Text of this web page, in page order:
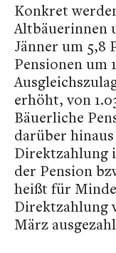
Konkret
Altbäuerinnen
Jänner um 5,8
Pensionen um
erhöht, von
Bäuerliche
darüber
Direktzahlung
der Pension
heißt für
Direktzahlung
März